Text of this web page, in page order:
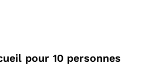
pour 10 personnes